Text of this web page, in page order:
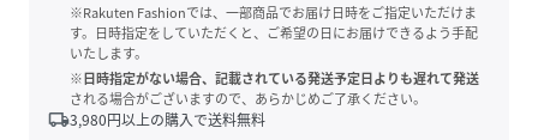
※Rakuten Fashionでは、一部商品でお届け日時をご指定いただけま
す。日時指定をしていただくと、ご希望の日にお届けできるよう手配
いたします。
※日時指定がない場合、記載されている発送予定日よりも遅れて発送
される場合がございますので、あらかじめご了承ください。
local_shipping3,980円以上の購入で送料無料